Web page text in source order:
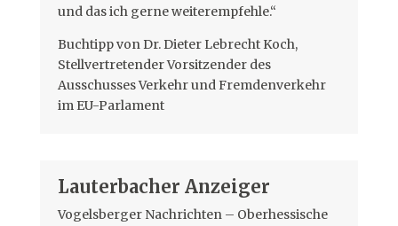
und das ich gerne weiterempfehle.“
Buchtipp von Dr. Dieter Lebrecht Koch,
Stellvertretender Vorsitzender des
Ausschusses Verkehr und Fremdenverkehr
im EU-Parlament
Lauterbacher Anzeiger
Vogelsberger Nachrichten – Oberhessische